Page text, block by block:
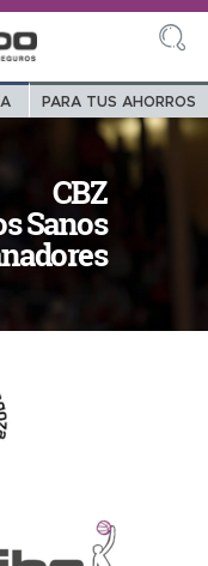
PARA TUS AHORROS
CBZ
Sanos